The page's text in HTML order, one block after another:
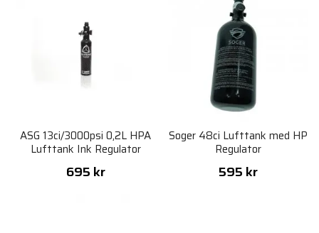
ASG 13ci/3000psi 0,2L HPA
Lufttank Ink Regulator
695 kr
Soger 48ci Lufttank med HP
Regulator
595 kr